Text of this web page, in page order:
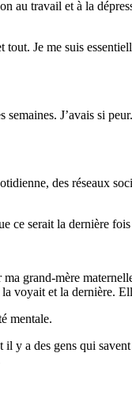
au travail et à la
Je me suis
J’avais si
des réseaux
ce serait la dernière
grand-mère
voyait et la dernière.
mentale.
y a des gens qui